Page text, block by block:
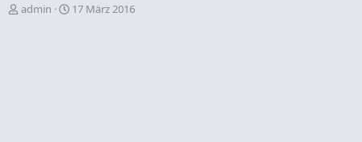
E
admin
E17 März 2016